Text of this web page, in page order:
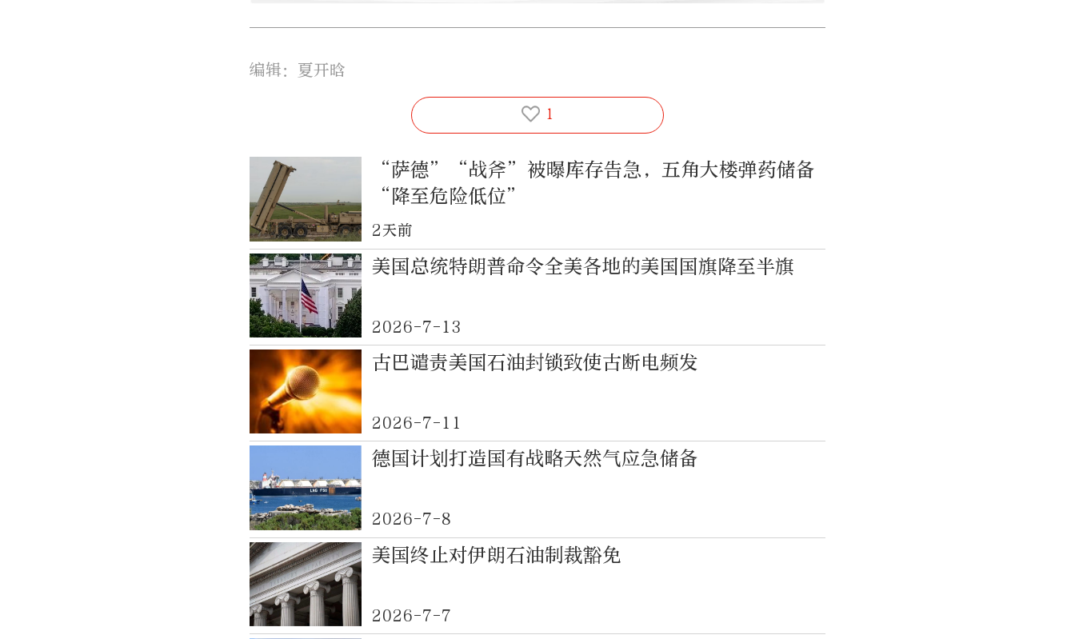
编辑：夏开晗
1
“萨德”“战斧”被曝库存告急，五角大楼弹药储备
“降至危险低位”
2天前
美国总统特朗普命令全美各地的美国国旗降至半旗
2026-7-13
古巴谴责美国石油封锁致使古断电频发
2026-7-11
德国计划打造国有战略天然气应急储备
2026-7-8
美国终止对伊朗石油制裁豁免
2026-7-7